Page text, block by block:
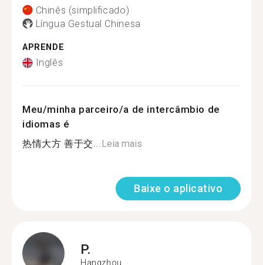
Chinês (simplificado)
Língua Gestual Chinesa
APRENDE
Inglês
Meu/minha parceiro/a de intercâmbio de
idiomas é
热情大方 善于交...Leia mais
Baixe o aplicativo
P.
Hangzhou